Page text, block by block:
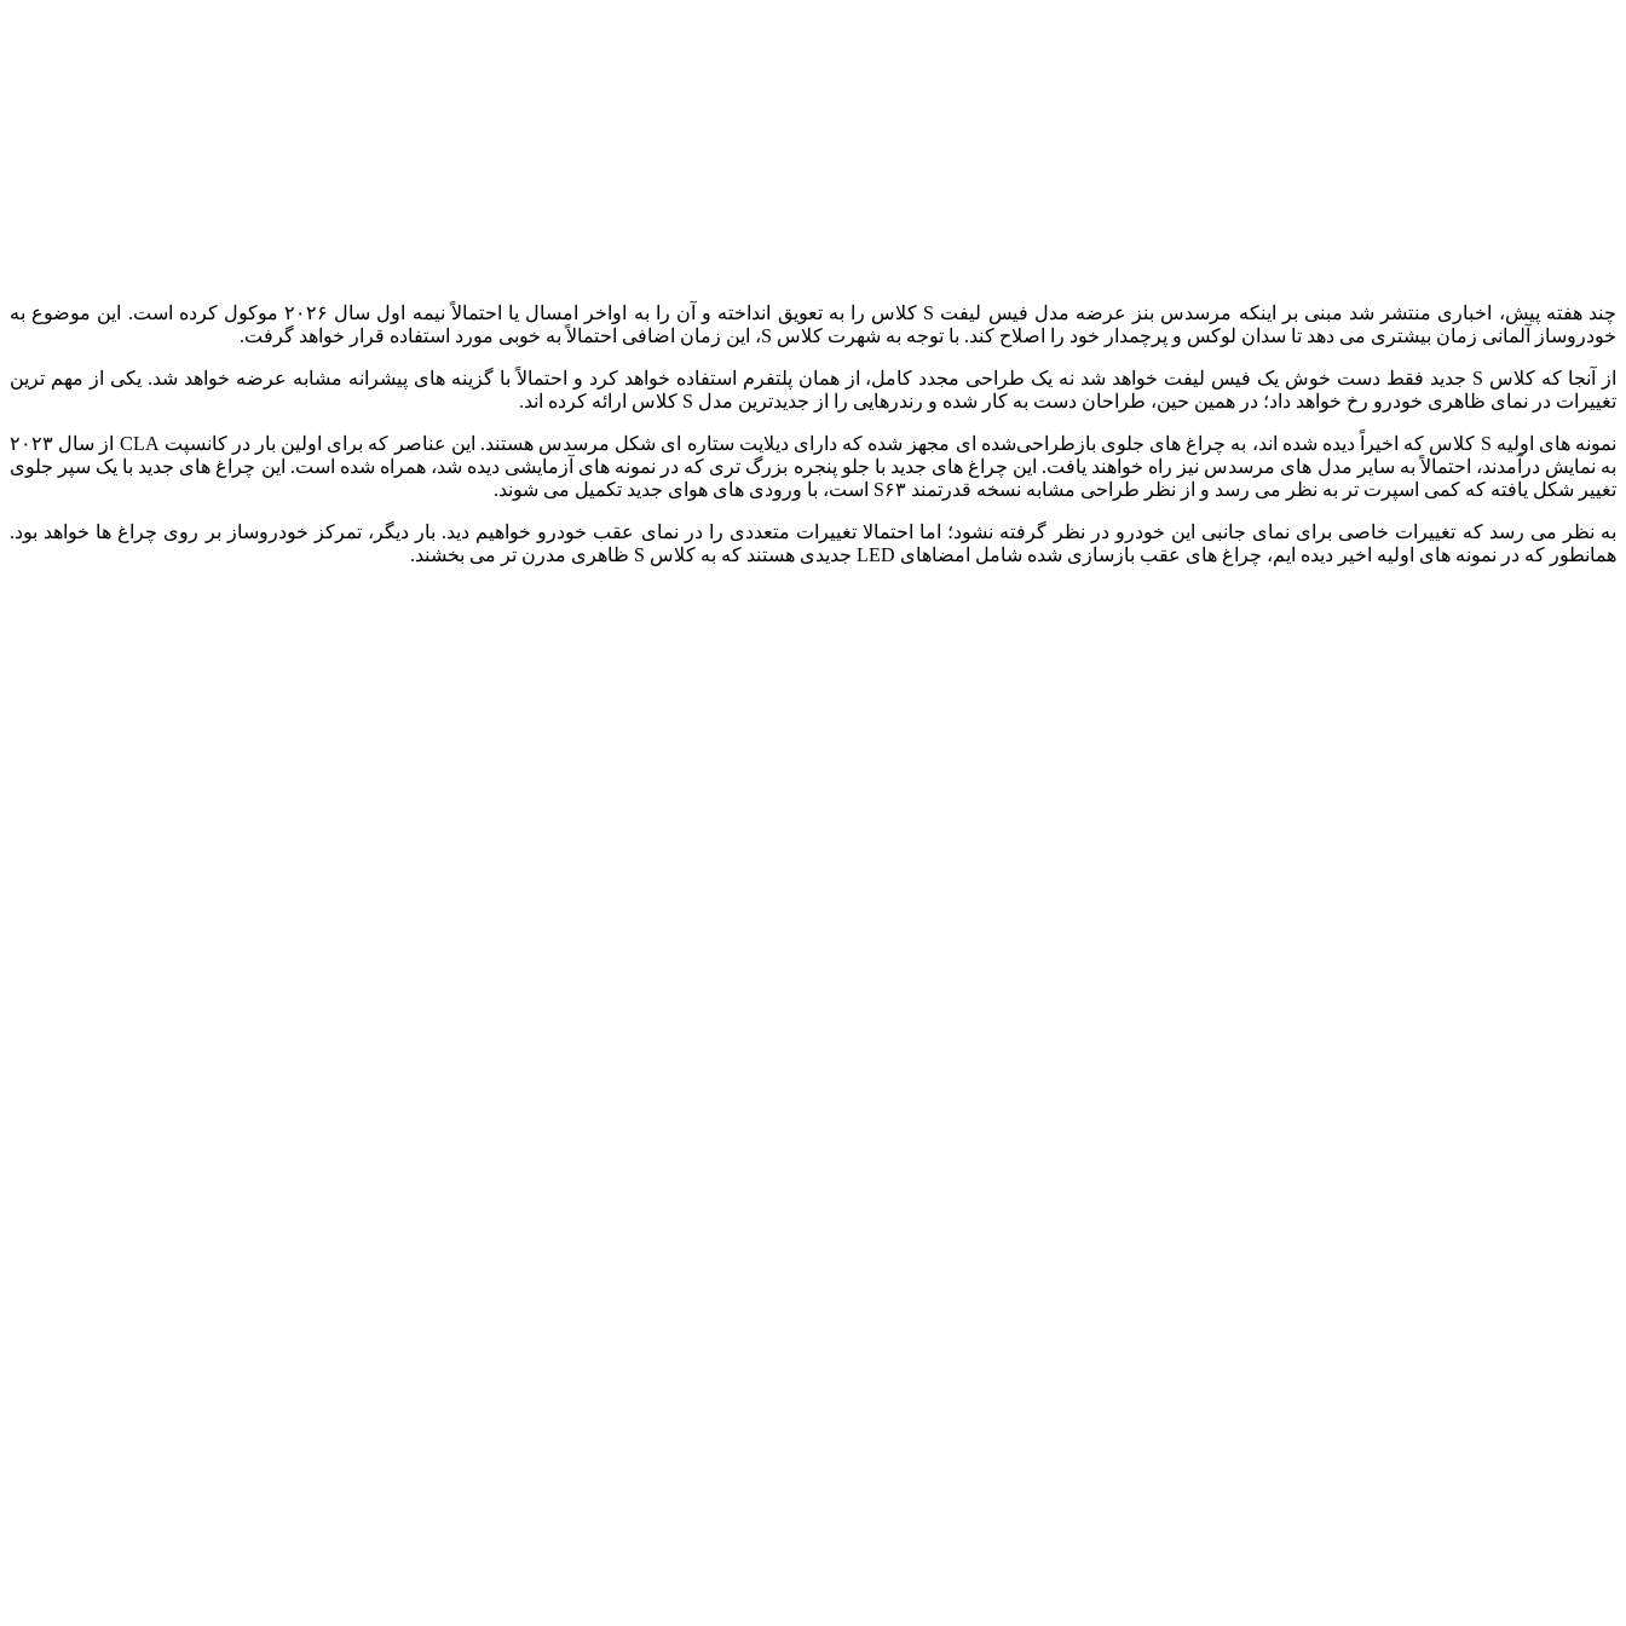
چند هفته پیش، اخباری منتشر شد مبنی بر اینکه مرسدس بنز عرضه مدل فیس‌ لیفت S کلاس را به تعویق انداخته و آن را به اواخر امسال یا احتمالاً نیمه اول سال ۲۰۲۶ موکول کرده است. این موضوع به
خودروساز آلمانی زمان بیشتری می‌ دهد تا سدان لوکس و پرچمدار خود را اصلاح کند. با توجه به شهرت کلاس S، این زمان اضافی احتمالاً به خوبی مورد استفاده قرار خواهد گرفت.
از آنجا که کلاس S جدید فقط دست خوش یک فیس‌ لیفت خواهد شد نه یک طراحی مجدد کامل، از همان پلتفرم استفاده خواهد کرد و احتمالاً با گزینه‌ های پیشرانه مشابه عرضه خواهد شد. یکی از مهم‌ ترین
تغییرات در نمای ظاهری خودرو رخ خواهد داد؛ در همین حین، طراحان دست به کار شده و رندرهایی را از جدیدترین مدل S کلاس ارائه کرده‌ اند.
نمونه‌ های اولیه S کلاس که اخیراً دیده شده‌ اند، به چراغ‌ های جلوی بازطراحی‌شده‌ ای مجهز شده که دارای دیلایت ستاره‌ ای شکل مرسدس هستند. این عناصر که برای اولین بار در کانسپت CLA از سال ۲۰۲۳
به نمایش درآمدند، احتمالاً به سایر مدل‌ های مرسدس نیز راه خواهند یافت. این چراغ‌ های جدید با جلو پنجره بزرگ‌ تری که در نمونه‌ های آزمایشی دیده شد، همراه شده است. این چراغ‌ های جدید با یک سپر جلوی
تغییر شکل یافته که کمی اسپرت‌ تر به نظر می‌ رسد و از نظر طراحی مشابه نسخه قدرتمند S۶۳ است، با ورودی‌ های هوای جدید تکمیل می‌ شوند.
به نظر می‌ رسد که تغییرات خاصی برای نمای جانبی این خودرو در نظر گرفته نشود؛ اما احتمالا تغییرات متعددی را در نمای عقب خودرو خواهیم دید. بار دیگر، تمرکز خودروساز بر روی چراغ‌ ها خواهد بود.
همانطور که در نمونه‌ های اولیه اخیر دیده‌ ایم، چراغ‌ های عقب بازسازی‌ شده شامل امضاهای LED جدیدی هستند که به کلاس S ظاهری مدرن‌ تر می‌ بخشند.